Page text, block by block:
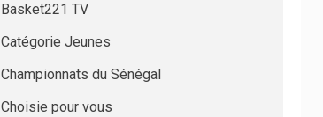
Basket221 TV
Catégorie Jeunes
Championnats du Sénégal
Choisie pour vous